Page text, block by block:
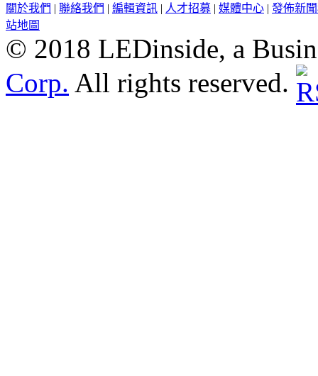
關於我們 | 聯絡我們 | 編輯資訊 | 人才招募 | 媒體中心 | 發佈新
站地圖
© 2018 LEDinside, a
Corp. All rights reserved.